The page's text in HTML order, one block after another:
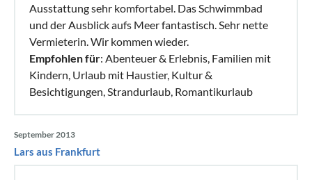
Ausstattung sehr komfortabel. Das Schwimmbad
und der Ausblick aufs Meer fantastisch. Sehr nette
Vermieterin. Wir kommen wieder.
Empfohlen für: Abenteuer & Erlebnis, Familien mit
Kindern, Urlaub mit Haustier, Kultur &
Besichtigungen, Strandurlaub, Romantikurlaub
September 2013
Lars aus Frankfurt